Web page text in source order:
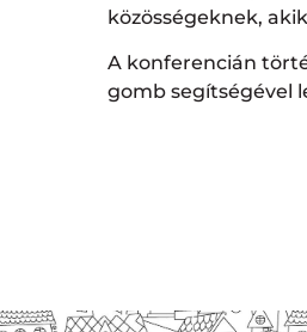
közösségeknek,
A konferencián
gomb segítségével